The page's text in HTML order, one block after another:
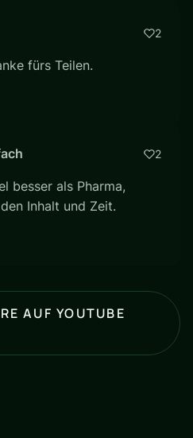
2
fürs Teilen.
2
besser als Pharma,
Inhalt und Zeit.
AUF YOUTUBE